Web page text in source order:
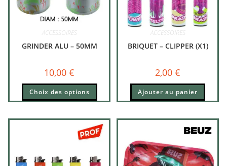
ACCESSOIRES
GRINDER ALU – 50MM
10,00 €
Choix des options
ACCESSOIRES
BRIQUET – CLIPPER (X1)
2,00 €
Ajouter au panier